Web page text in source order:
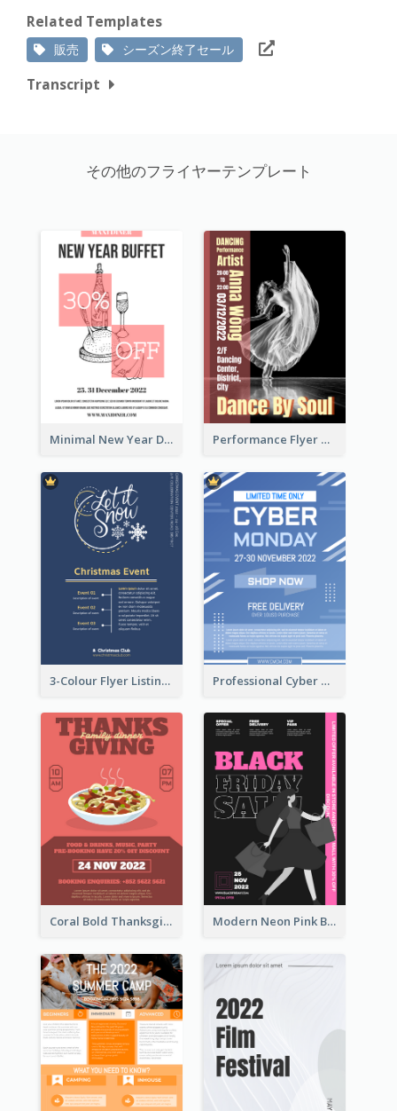
Related Templates
販売 シーズン終了セール
Transcript
その他のフライヤーテンプレート
Minimal New Year Dinning Promotion Design Idea Performance Flyer With Monochrome Photo
3-Colour Flyer Listing Christmas Activities Professional Cyber Monday Free Delivery Promotion Flyer Design
Coral Bold Thanksgiving Dinner Promotion Flyer Modern Neon Pink Black Friday Shopping Sale Day Flyer